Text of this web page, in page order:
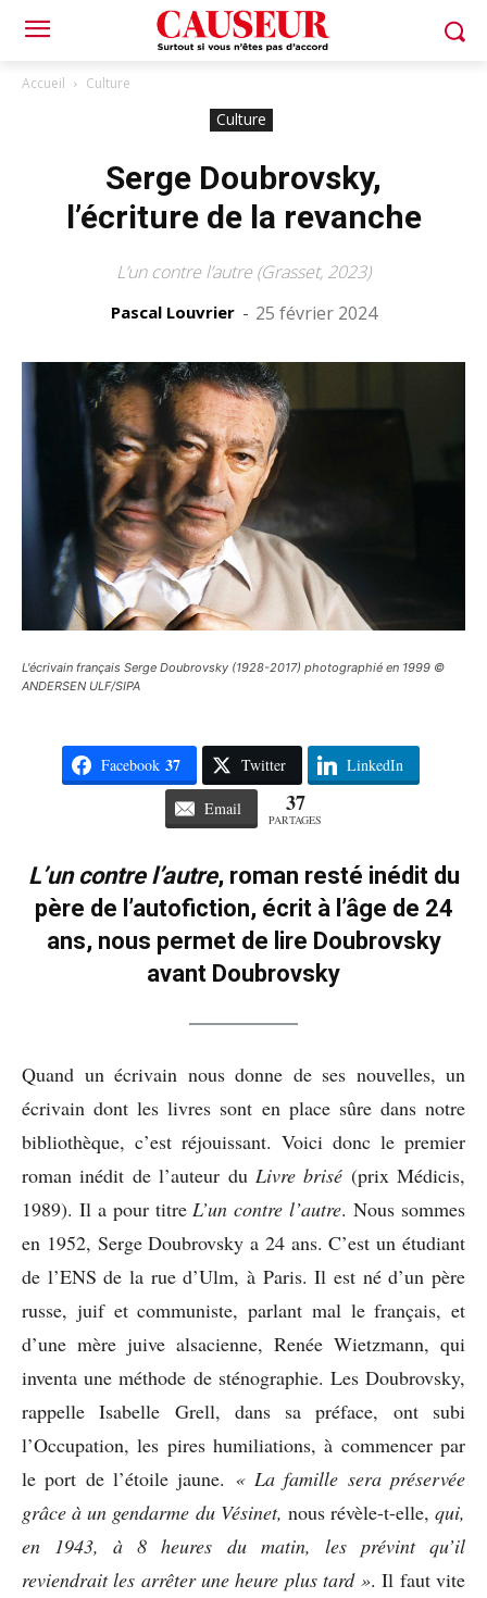
Accueil Culture
Culture
Serge Doubrovsky,
l’écriture de la revanche
L’un contre l’autre (Grasset, 2023)
Pascal Louvrier - 25 février 2024
L'écrivain français Serge Doubrovsky (1928-2017) photographié en 1999 ©
ANDERSEN ULF/SIPA
Facebook 37 Twitter LinkedIn
Email 37
PARTAGES
L’un contre l’autre, roman resté inédit du
père de l’autofiction, écrit à l’âge de 24
ans, nous permet de lire Doubrovsky
avant Doubrovsky
Quand un écrivain nous donne de ses nouvelles, un
écrivain dont les livres sont en place sûre dans notre
bibliothèque, c’est réjouissant. Voici donc le premier
roman inédit de l’auteur du Livre brisé (prix Médicis,
1989). Il a pour titre L’un contre l’autre. Nous sommes
en 1952, Serge Doubrovsky a 24 ans. C’est un étudiant
de l’ENS de la rue d’Ulm, à Paris. Il est né d’un père
russe, juif et communiste, parlant mal le français, et
d’une mère juive alsacienne, Renée Wietzmann, qui
inventa une méthode de sténographie. Les Doubrovsky,
rappelle Isabelle Grell, dans sa préface, ont subi
l’Occupation, les pires humiliations, à commencer par
le port de l’étoile jaune. « La famille sera préservée
grâce à un gendarme du Vésinet, nous révèle-t-elle, qui,
en 1943, à 8 heures du matin, les prévint qu’il
reviendrait les arrêter une heure plus tard ». Il faut vite